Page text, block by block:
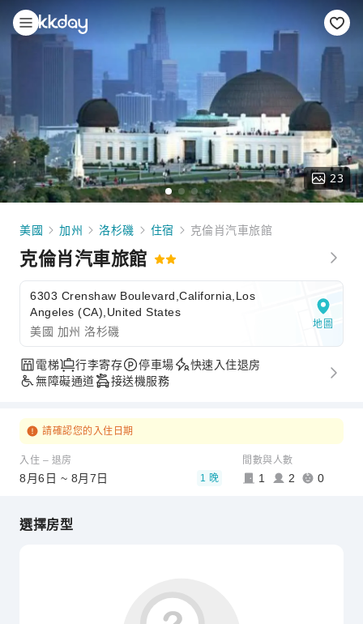
23
美國 加州 洛杉磯 住宿 克倫肖汽車旅館
克倫肖汽車旅館
6303 Crenshaw Boulevard,California,Los
Angeles (CA),United States
美國 加州 洛杉磯
地圖
電梯 行李寄存 停車場
快速入住退房
無障礙通道
接送機服務
請確認您的入住日期
入住 – 退房
8月6日 ~ 8月7日 1 晚
間數與人數
1 2 0
選擇房型